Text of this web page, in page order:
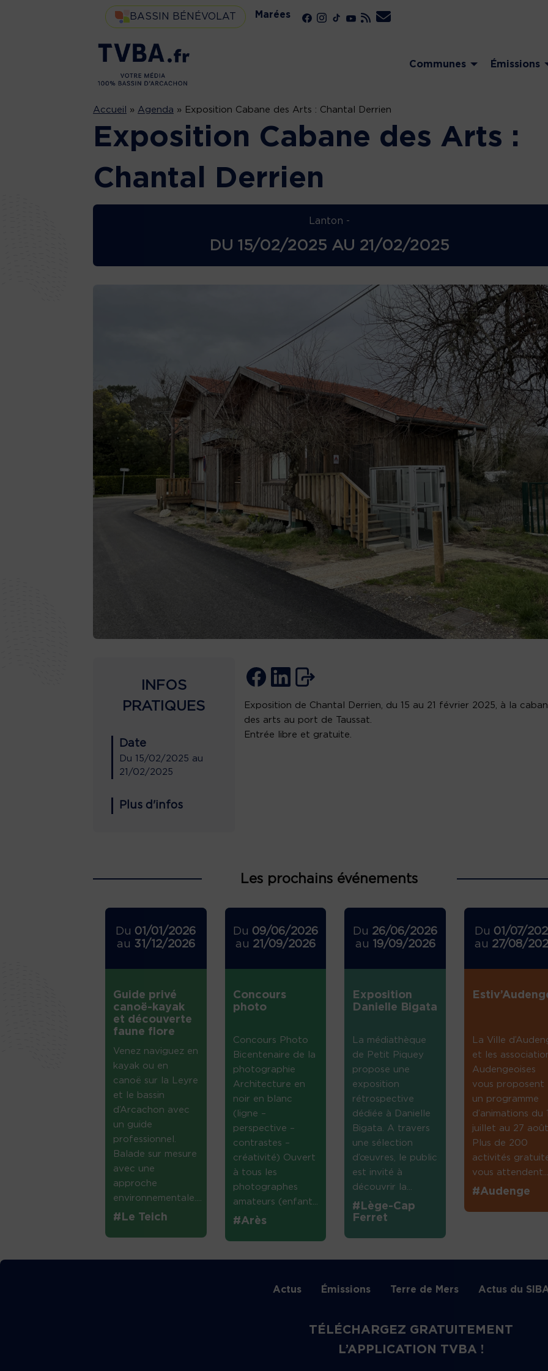
BASSIN BÉNÉVOLAT Marées
Communes Émissions
Accueil » Agenda » Exposition Cabane des Arts : Chantal Derrien
Exposition Cabane des Arts :
Chantal Derrien
Lanton -
DU 15/02/2025AU 21/02/2025
INFOS
PRATIQUES
Date
Du 15/02/2025 au
21/02/2025
Plus d'infos
Exposition de Chantal Derrien, du 15 au 21 février 2025, à la
des arts au port de Taussat.
Entrée libre et gratuite.
Les prochains événements
Du 01/01/2026
au 31/12/2026
Guide privé
canoë-kayak
et découverte
faune flore
Venez naviguez en
kayak ou en
canoë sur la Leyre
et le bassin
d’Arcachon avec
un guide
professionnel.
Balade sur mesure
avec une
approche
environnementale....
#Le Teich
Du 09/06/2026
au 21/09/2026
Concours
photo
Concours Photo
Bicentenaire de la
photographie
Architecture en
noir en blanc
(ligne –
perspective –
contrastes –
créativité) Ouvert
à tous les
photographes
amateurs (enfant...
#Arès
Du 26/06/2026
au 19/09/2026
Exposition
Danielle Bigata
La médiathèque
de Petit Piquey
propose une
exposition
rétrospective
dédiée à Danielle
Bigata. A travers
une sélection
d’œuvres, le public
est invité à
découvrir la...
#Lège-Cap
Ferret
Du 01/07/
au 27/08/
La Ville
et les
Audengeoises
vous proposent
un programme
d’animations du
juillet au 27
Plus de 200
activités
vous
#Audenge
Actus Émissions Terre de Mers Actus du
TÉLÉCHARGEZ GRATUITEMENT
L’APPLICATION TVBA !